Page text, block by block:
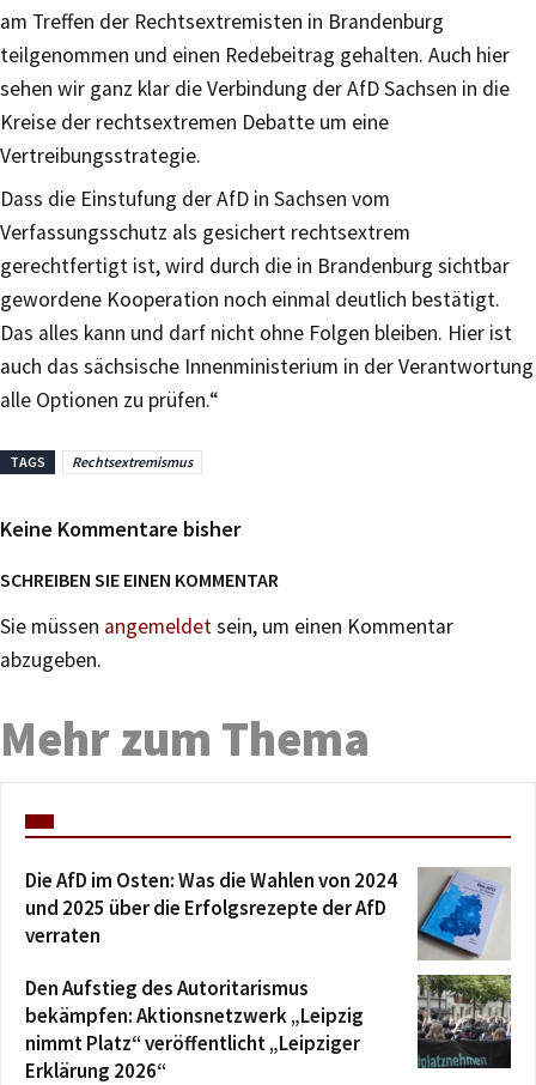
am Treffen der Rechtsextremisten in Brandenburg
teilgenommen und einen Redebeitrag gehalten. Auch hier
sehen wir ganz klar die Verbindung der AfD Sachsen in die
Kreise der rechtsextremen Debatte um eine
Vertreibungsstrategie.
Dass die Einstufung der AfD in Sachsen vom
Verfassungsschutz als gesichert rechtsextrem
gerechtfertigt ist, wird durch die in Brandenburg sichtbar
gewordene Kooperation noch einmal deutlich bestätigt.
Das alles kann und darf nicht ohne Folgen bleiben. Hier ist
auch das sächsische Innenministerium in der Verantwortung
alle Optionen zu prüfen.“
TAGS Rechtsextremismus
Keine Kommentare bisher
SCHREIBEN SIE EINEN KOMMENTAR
Sie müssen angemeldetsein, um einen Kommentar
abzugeben.
Mehr zum Thema
Die AfD im Osten: Was die Wahlen von 2024
und 2025 über die Erfolgsrezepte der AfD
verraten
Den Aufstieg des Autoritarismus
bekämpfen: Aktionsnetzwerk „Leipzig
nimmt Platz“ veröffentlicht „Leipziger
Erklärung 2026“